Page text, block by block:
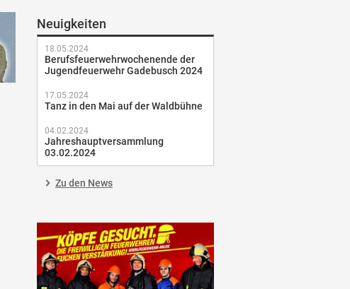
Neuigkeiten
18.05.2024
Berufsfeuerwehrwochenende der
Jugendfeuerwehr Gadebusch 2024
17.05.2024
Tanz in den Mai auf der Waldbühne
04.02.2024
Jahreshauptversammlung
03.02.2024
Zu den News